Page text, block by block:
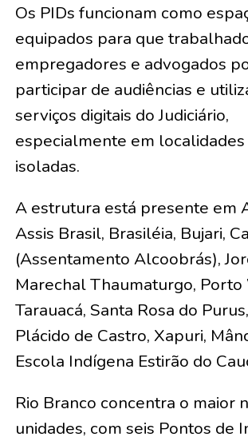
Os PIDs funcionam como
equipados para que
empregadores e advogados
participar de audiências e
serviços digitais do Judiciário,
especialmente em localidades
isoladas.
A estrutura está presente em
Assis Brasil, Brasiléia, Bujari,
(Assentamento Alcoobrás),
Marechal Thaumaturgo,
Tarauacá, Santa Rosa do
Plácido de Castro, Xapuri,
Escola Indígena Estirão do
Rio Branco concentra o maior
unidades, com seis Pontos de